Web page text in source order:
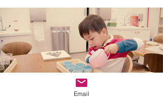
Email